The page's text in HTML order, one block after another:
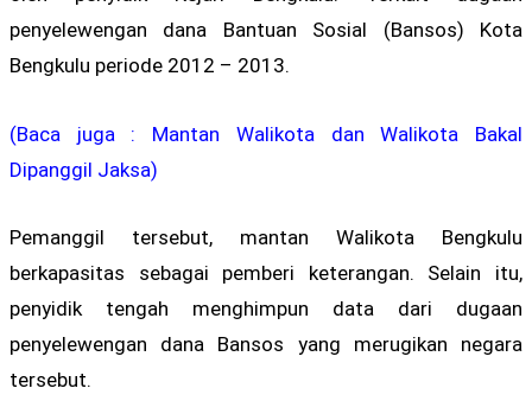
penyelewengan dana Bantuan Sosial (Bansos) Kota
Bengkulu periode 2012 – 2013.
(Baca juga : Mantan Walikota dan Walikota Bakal
Dipanggil Jaksa)
Pemanggil tersebut, mantan Walikota Bengkulu
berkapasitas sebagai pemberi keterangan. Selain itu,
penyidik tengah menghimpun data dari dugaan
penyelewengan dana Bansos yang merugikan negara
tersebut.